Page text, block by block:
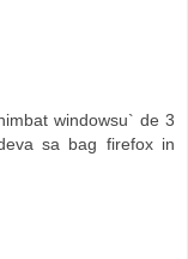
windowsu` de 3
sa bag firefox in